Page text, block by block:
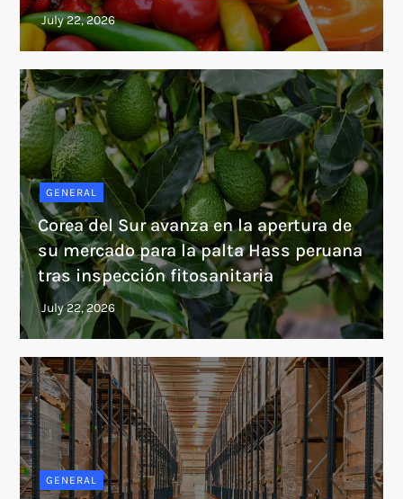
GENERAL
Corea del Sur avanza en la apertura de
su mercado para la palta Hass peruana
tras inspección fitosanitaria
GENERAL